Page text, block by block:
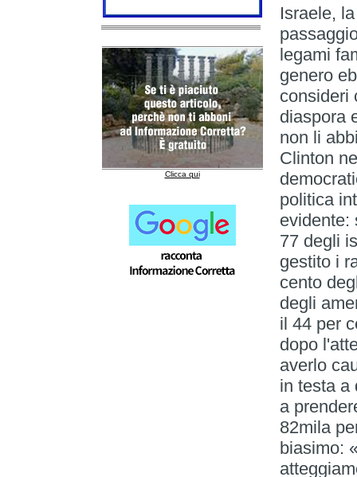
Clicca qui
Israele,
legami
genero
consideri
diaspora
non li
Clinton
politica
evidente:
77 degli
gestito i
cento
degli
il 44 per
dopo
averlo
in testa a
a
82mila
biasimo: